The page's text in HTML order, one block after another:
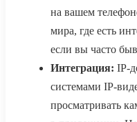
на вашем
мира, где есть
если вы часто
Интеграция: IP-
системами IP-
просматривать